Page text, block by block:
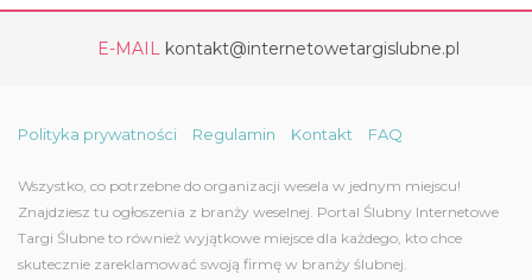
E-MAIL kontakt@internetowetargislubne.pl
Polityka prywatności Regulamin Kontakt FAQ
Wszystko, co potrzebne do organizacji wesela w jednym miejscu!
Znajdziesz tu ogłoszenia z branży weselnej. Portal Ślubny Internetowe
Targi Ślubne to również wyjątkowe miejsce dla każdego, kto chce
skutecznie zareklamować swoją firmę w branży ślubnej.